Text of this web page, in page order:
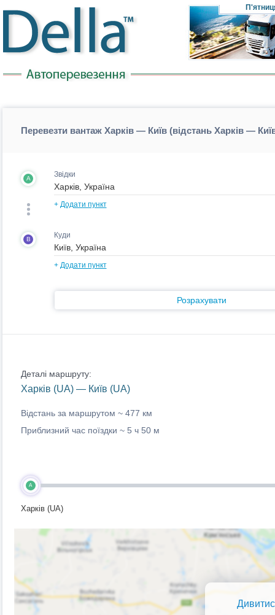
Перевезти вантаж Харків — Київ (відстань Харків —
A Звідки
+ Додати пункт
B Куди
+ Додати пункт
Розрахувати
Деталі маршруту:
Харків (UA) — Київ (UA)
Відстань за маршрутом ~ 477 км
Приблизний час поїздки ~ 5 ч 50 м
A
Харків (UA)